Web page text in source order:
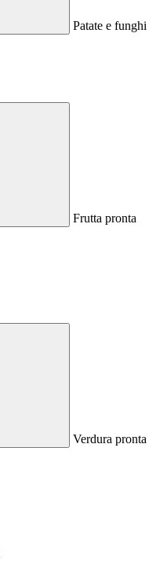
Patate e funghi
Frutta pronta
Verdura pronta